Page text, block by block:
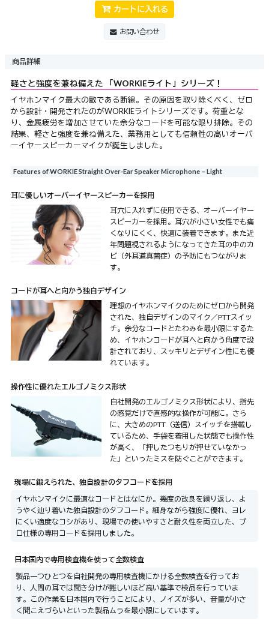
カートに入れる
お問い合わせ
商品詳細
軽さと強度を兼ね備えた 「WORKIEライト」シリーズ！
イヤホンマイク最大の敵である断線。その原因を取り除くべく、ゼロ
から設計・開発されたのがWORKIEライトシリーズです。荷重とな
り、金属疲労を増加させていた余分なコードを可能な限り排除。その
結果、軽さと強度を兼ね備えた、業務用としても信頼性の高いオーバ
ーイヤースピーカーマイクが誕生しました。
Features of WORKIE Straight Over-Ear Speaker Microphone – Light
耳に優しいオーバーイヤースピーカーを採用
耳穴に入れずに使用できる、オーバーイヤー
スピーカーを採用。耳穴が小さい女性でも痛
くなりにくく、快適に装着できます。また近
年問題視されるようになってきた耳の中のカ
ビ（外耳道真菌症）の予防にもつながりま
す。
コードが耳へと向かう独自デザイン
理想のイヤホンマイクのためにゼロから開発
された、独自デザインのマイク／PTTスイッ
チ。余分なコードとたわみを最小限にするた
め、イヤホンコードが耳へと向かう角度で設
計されており、スッキリとデザイン性にも優
れています。
操作性に優れたエルゴノミクス形状
自社開発のエルゴノミクス形状により、指先
の感覚だけで直感的な操作が可能に。さら
に、大きめのPTT（送信）スイッチを搭載し
ているため、手袋を着用した状態でも操作性
が高く、「押したつもりが押せていなかっ
た」といったミスを防ぐことができます。
現場に鍛えられた、独自設計のタフコードを採用
イヤホンマイクに最適なコードとはなにか。幾度の改良を繰り返し、よ
うやく辿り着いた独自設計のタフコード。細身ながら強度に優れ、ヨレ
にくい適度なコシがあり、現場での使いやすさと耐久性を両立した、プ
ロ仕様の専用コードを採用しました。
日本国内で専用検査機を使って全数検査
製品一つひとつを自社開発の専用検査機にかける全数検査を行ってお
り、人間の耳では聞き分けが難しいほど高い基準で検品を行っていま
す。この作業を日本国内で行うことにより、ノイズが多い、音量が小さ
く聞こえづらいといった製品ムラを最小限にしています。